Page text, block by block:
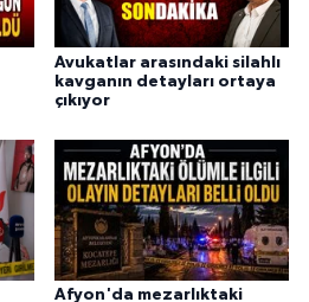
Avukatlar arasındaki silahlı
kavganın detayları ortaya
çıkıyor
Afyon'da mezarlıktaki